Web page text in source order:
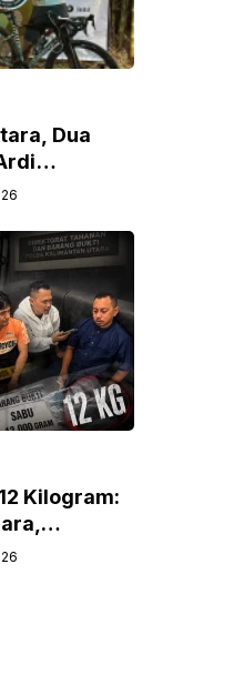
Dua
ekstrem
Kilogram:
yang